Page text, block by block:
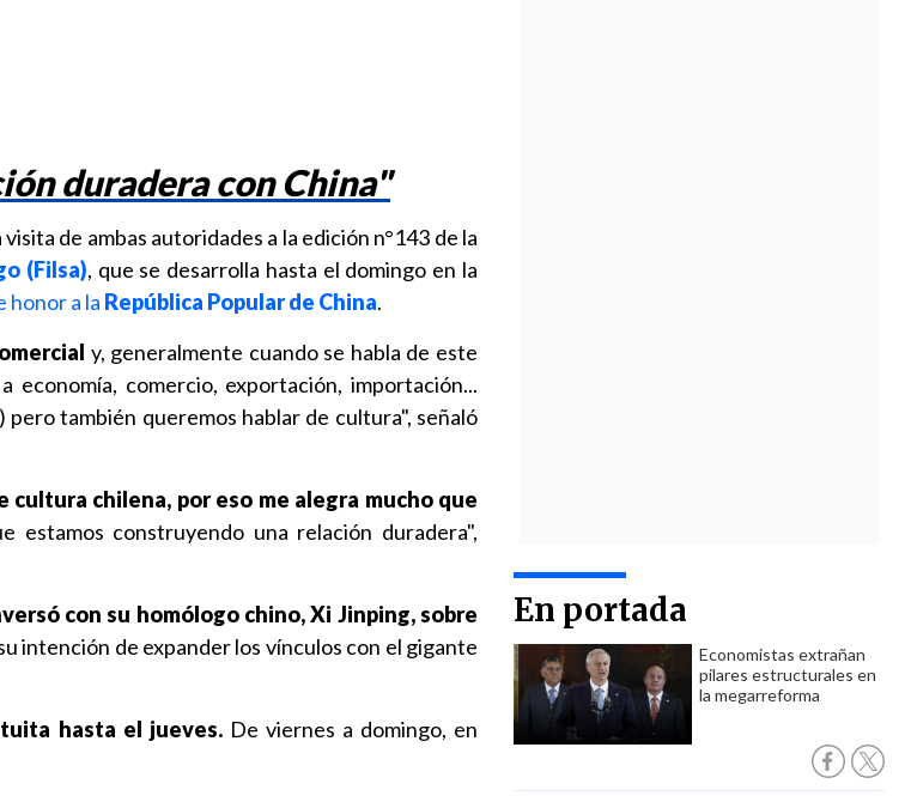
En portada
Economistas extrañan
pilares estructurales en
la megarreforma
duradera con China"
de ambas autoridades a la edición n°143 de la
(Filsa), que se desarrolla hasta el domingo en la
honor a la República Popular de China.
y, generalmente cuando se habla de este
comercio, exportación, importación...
también queremos hablar de cultura", señaló
chilena, por eso me alegra mucho que
estamos construyendo una relación duradera",
con su homólogo chino, Xi Jinping, sobre
intención de expander los vínculos con el gigante
hasta el jueves.De viernes a domingo, en